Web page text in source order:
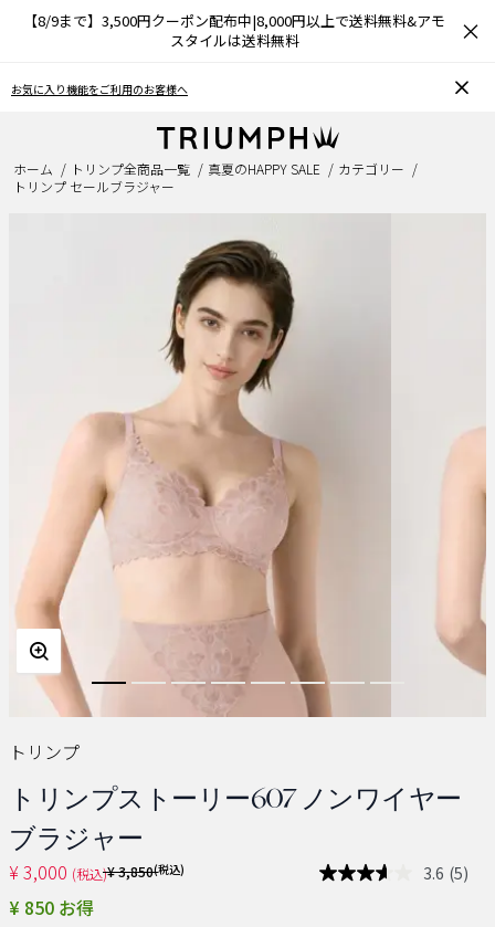
【8/9まで】3,500円クーポン配布中|8,000円以上で送料無料&アモ
スタイルは送料無料
×
おうちで簡単♪ブラサイズの測り方、選び方
ホーム トリンプ全商品一覧 真夏のHAPPY SALE
カテゴリー
トリンプ セールブラジャー
トリンプ
トリンプストーリー607 ノンワイヤー
ブラジャー
¥ 3,000 (税込)Price reduced from
¥ 3,850(税込) 3.6 レ
(5)
¥ 850 お得